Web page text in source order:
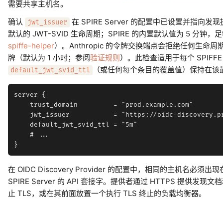
需要共享主机名。
确认
jwt_issuer 在 SPIRE Server 的配置中已设置并指向发
默认的 JWT-SVID 生命周期；SPIRE 的内置默认值为 5 分钟，
spiffe-helper）。Anthropic 的令牌交换端点会拒绝任何生命周
牌（默认为 1 小时；参阅验证规则）。此检查适用于每个
default_jwt_svid_ttl （或任何每个条目的覆盖值）保持在
server {
    trust_domain         = "prod.example.com"
jwt_issuer           = "https://oidc-
    default_jwt_svid_ttl = "5m"
    # ...
在 OIDC Discovery Provider 的配置中，相同的主机名必须出现
SPIRE Server 的 API 套接字。提供者通过 HTTPS 提供发现文
止 TLS，或在其前面放置一个执行 TLS 终止的负载均衡器。